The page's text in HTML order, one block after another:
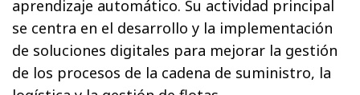
aprendizaje automático. Su actividad principal
se centra en el desarrollo y la implementación
de soluciones digitales para mejorar la gestión
de los procesos de la cadena de suministro, la